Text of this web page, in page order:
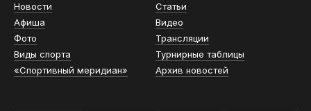
Новости
Статьи
Афиша
Видео
Фото
Трансляции
Виды спорта
Турнирные таблицы
«Спортивный меридиан»
Архив новостей